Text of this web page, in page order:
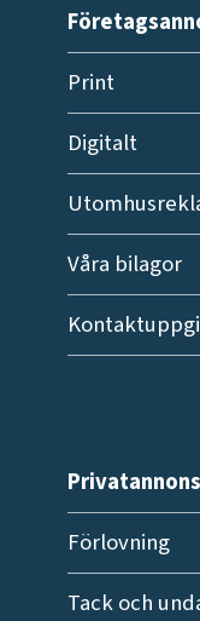
Print
Digitalt
Våra bilagor
Förlovning
Tack och